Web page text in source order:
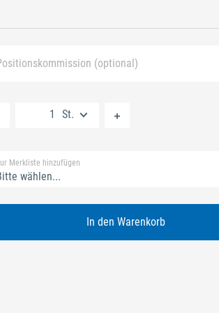
(optional)
St.
Merkliste hinzufügen
wählen...
In den Warenkorb